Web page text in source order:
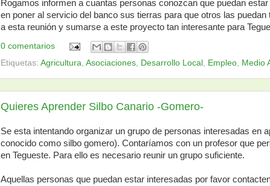
Rogamos informen a cuantas personas conozcan que puedan
en poner al servicio del banco sus tierras para que otros las
a esta reunión y sumarse a este proyecto tan interesante para
0 comentarios
Etiquetas: Agricultura, Asociaciones, Desarrollo Local , Empleo, Medio
Quieres Aprender Silbo Canario -Gomero-
Se esta intentando organizar un grupo de personas interesadas en
conocido como silbo gomero). Contaríamos con un profesor que
en Tegueste. Para ello es necesario reunir un grupo suficiente.
Aquellas personas que puedan estar interesadas por favor